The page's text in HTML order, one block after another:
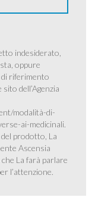
indesiderato,
oppure
riferimento
dell’Agenzia
modalità-di-
ai-medicinali.
prodotto, La
Ascensia
La farà parlare
l’attenzione.